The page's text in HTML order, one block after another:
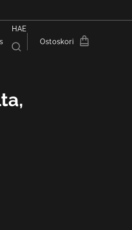
HAE
Ostoskori